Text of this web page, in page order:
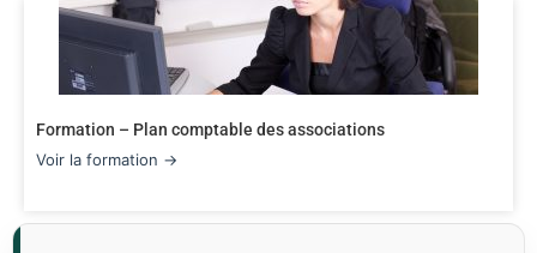
Formation – Plan comptable des associations
Voir la formation →